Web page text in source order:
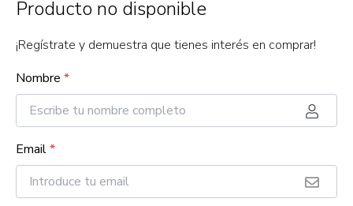
Producto no disponible
¡Regístrate y demuestra que tienes interés en comprar!
Nombre *
Email*